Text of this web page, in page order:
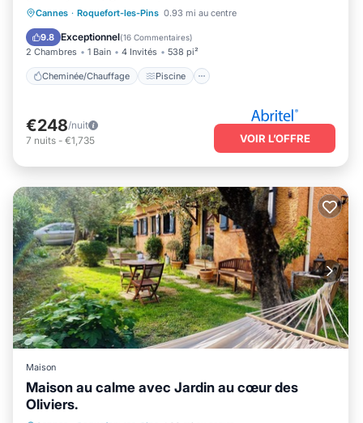
Cannes · Roquefort-les-Pins 0.93 mi au centre
9.8 Exceptionnel(16 Commentaires)
2 Chambres 1 Bain 4 Invités 538 pi²
Cheminée/Chauffage Piscine
Cheminée/Chauffage
Piscine
Balcon/Terrasse
Cuisine
€248/nuit
7 nuits - €1,735 VOIR L’OFFRE
Maison
Maison au calme avec Jardin au cœur des
Oliviers.